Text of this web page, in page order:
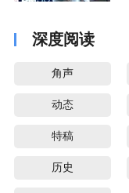
深度阅读
角声
动态
特稿
历史